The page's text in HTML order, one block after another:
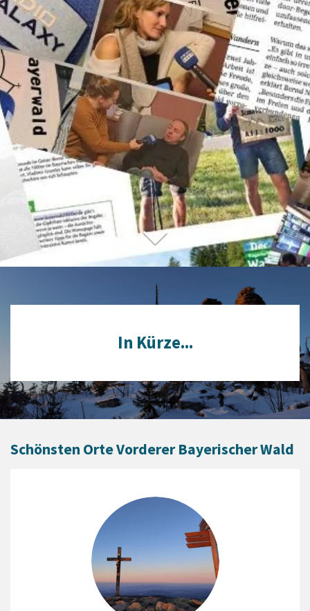
In Kürze...
Schönsten Orte Vorderer Bayerischer Wald